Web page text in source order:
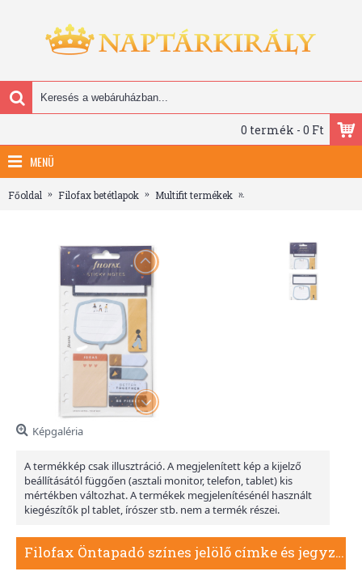
0 termék - 0 Ft
MENÜ
Főoldal Filofax betétlapok Multifit termékek
Képgaléria
A termékkép csak illusztráció. A megjelenített kép a kijelző
beállításától függően (asztali monitor, telefon, tablet) kis
mértékben változhat. A termékek megjelenítésénél használt
kiegészítők pl tablet, írószer stb. nem a termék részei.
Filofax Öntapadó színes jelölő címke és jegyzet Multifit (Personal, A5, A4) Together